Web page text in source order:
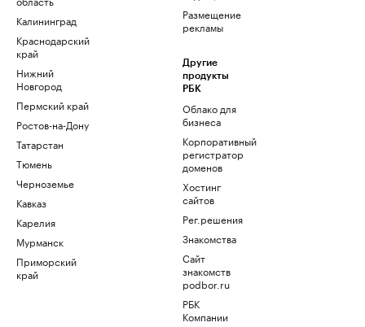
Калининград
Краснодарский
край
Нижний
Новгород
Пермский край
Ростов-на-Дону
Татарстан
Тюмень
Черноземье
Кавказ
Карелия
Мурманск
Приморский
край
Размещение
рекламы
Другие
продукты
РБК
Облако для
бизнеса
Корпоративный
регистратор
доменов
Хостинг
сайтов
Рег.решения
Знакомства
Сайт
знакомств
podbor.ru
РБК
Компании